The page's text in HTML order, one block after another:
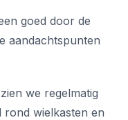
goed door de
aandachtspunten
we regelmatig
rond wielkasten en